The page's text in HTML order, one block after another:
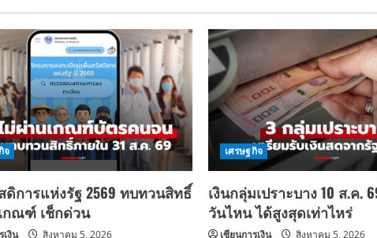
จ
ดิการแห่งรัฐ 2569 ทบทวนสิทธิ์
กณฑ์ เช็กด่วน
เงิน สิงหาคม 5, 2026
เศรษฐกิจ
เงินกลุ่มเปราะบาง 10 ส.ค.
วันไหน ได้สูงสุดเท่าไหร่
เซียนการเงิน สิงหาคม 5, 2026